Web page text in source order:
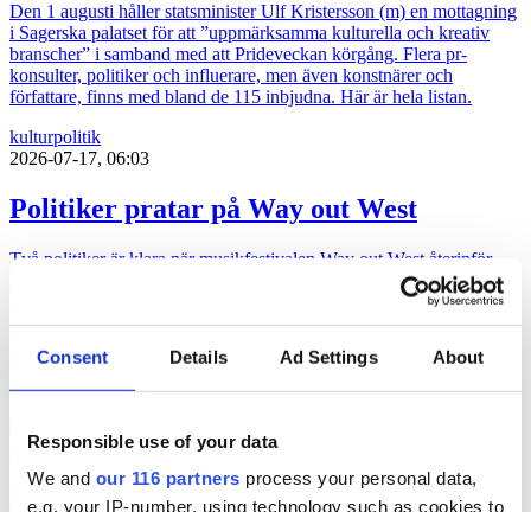
Consent Details Ad Settings About
Responsible use of your data
We and our 116 partners process your personal data,
e.g. your IP-number, using technology such as cookies to
Den 1 augusti håller statsminister Ulf Kristersson (m) en mottagning
i Sagerska palatset för att ”uppmärksamma kulturella och kreativ
branscher” i samband med att Prideveckan körgång. Flera pr-
konsulter, politiker och influerare, men även konstnärer och
författare, finns med bland de 115 inbjudna. Här är hela listan.
kulturpolitik
2026-07-17, 06:03
Politiker pratar på Way out West
Två politiker är klara när musikfestivalen Way out West återinför
samtal i programmet. Programledare är Messiah Hallberg, som
2026-06-23, 17:41
hårdare auktoritet”
Retorikkonsulten Camilla Eriksson analyserar partiledartalen i